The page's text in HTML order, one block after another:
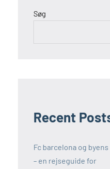
Søg
Recent
Fc barcelona og
– en rejseguide for